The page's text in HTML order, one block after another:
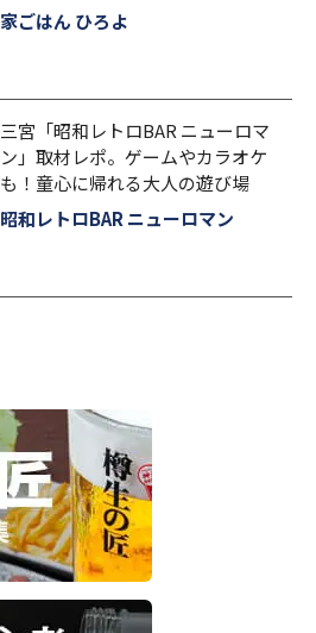
家ごはん ひろよ
三宮「昭和レトロBAR ニューロマ
ン」取材レポ。ゲームやカラオケ
も！童心に帰れる大人の遊び場
昭和レトロBAR ニューロマン